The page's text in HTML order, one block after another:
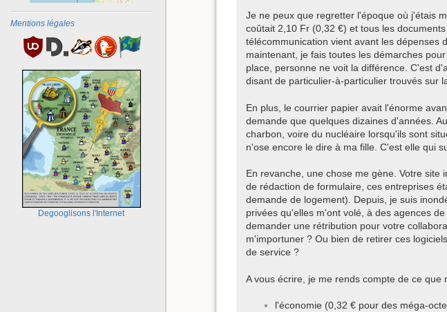
Mentions légales
Degooglisons l'Internet
Je ne peux que regretter l'époque où j'étais
coûtait 2,10 Fr (0,32 €) et tous les
télécommunication vient avant les dépenses
maintenant, je fais toutes les démarches
place, personne ne voit la différence. C'est
disant de particulier-à-particulier trouvés sur
En plus, le courrier papier avait l'énorme
demande que quelques dizaines d'années.
charbon, voire du nucléaire lorsqu'ils sont
n'ose encore le dire à ma fille. C'est elle qui
En revanche, une chose me gène. Votre
de rédaction de formulaire, ces entreprises
demande de logement). Depuis, je suis
privées qu'elles m'ont volé, à des agences
demander une rétribution pour votre
m'importuner ? Ou bien de retirer ces
de service ?
A vous écrire, je me rends compte de ce
l'économie (0,32 € pour des méga-